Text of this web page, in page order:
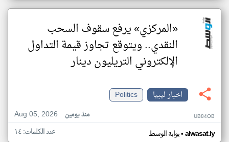
«المركزي» يرفع سقوف السحب
النقدي.. ويتوقع تجاوز قيمة التداول
الإلكتروني التريليون دينار
اخبار ليبيا
Politics
Aug 05, 2026
منذ يومين UB84OB
بوابة الوسط• alwasat.ly عدد الكلمات: ١٤